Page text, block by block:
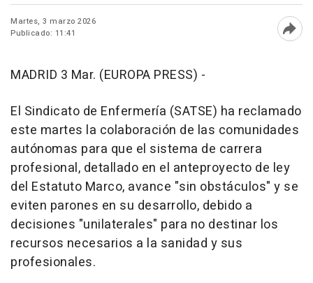
Martes, 3 marzo 2026
Publicado: 11:41
MADRID 3 Mar. (EUROPA PRESS) -
El Sindicato de Enfermería (SATSE) ha reclamado
este martes la colaboración de las comunidades
autónomas para que el sistema de carrera
profesional, detallado en el anteproyecto de ley
del Estatuto Marco, avance "sin obstáculos" y se
eviten parones en su desarrollo, debido a
decisiones "unilaterales" para no destinar los
recursos necesarios a la sanidad y sus
profesionales.